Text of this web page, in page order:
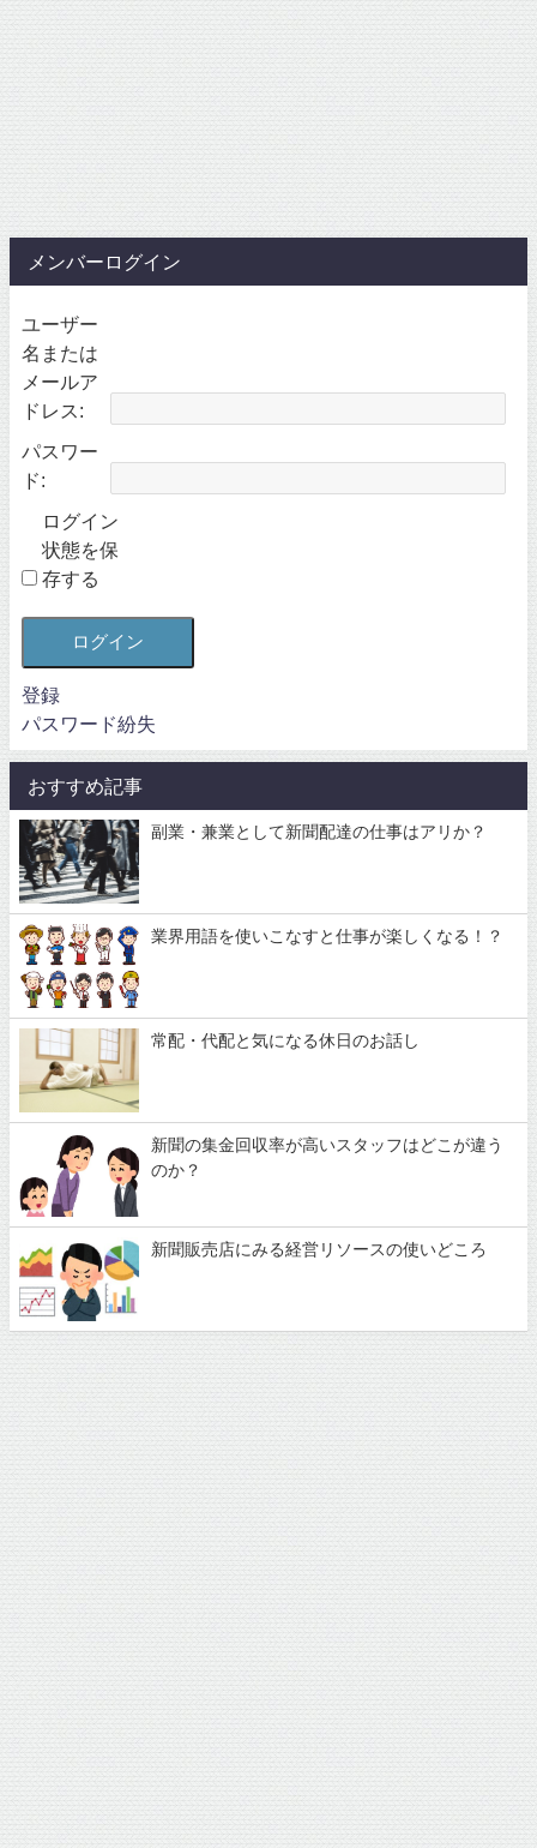
メンバーログイン
ユーザー
名または
メールア
ドレス:
パスワー
ド:
ログイン
状態を保
存する
ログイン
登録
パスワード紛失
おすすめ記事
副業・兼業として新聞配達の仕事はアリか？
業界用語を使いこなすと仕事が楽しくなる！？
常配・代配と気になる休日のお話し
新聞の集金回収率が高いスタッフはどこが違う
のか？
新聞販売店にみる経営リソースの使いどころ